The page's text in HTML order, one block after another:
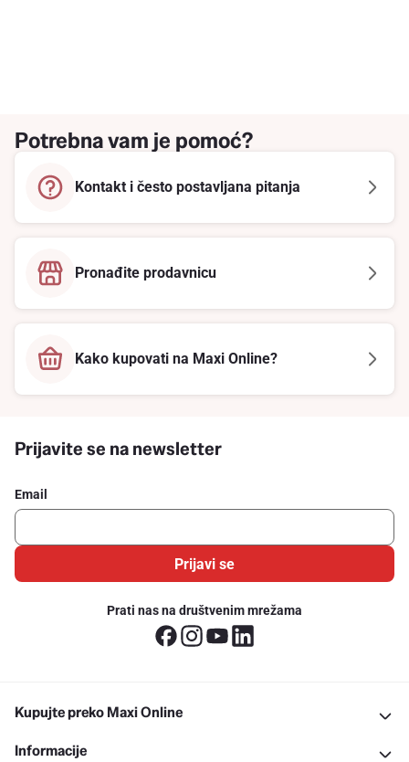
Potrebna vam je pomoć?
Kontakt i često postavljana pitanja
Pronađite prodavnicu
Kako kupovati na Maxi Online?
Prijavite se na newsletter
Email
Prijavi se
Prati nas na društvenim mrežama
Kupujte preko Maxi Online
Informacije